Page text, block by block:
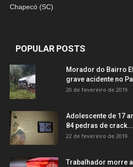
Chapecó (SC)
POPULAR POSTS
Morador do Bairro
grave acidente no
20 de fevereiro de 2019
Adolescente de 17
84 pedras de crack...
22 de fevereiro de 2019
Trabalhador morre